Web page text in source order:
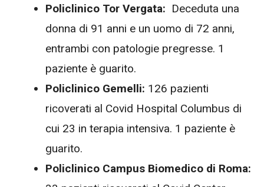
Policlinico Tor Vergata: Deceduta una
donna di 91 anni e un uomo di 72 anni,
entrambi con patologie pregresse. 1
paziente è guarito.
Policlinico Gemelli: 126 pazienti
ricoverati al Covid Hospital Columbus di
cui 23 in terapia intensiva. 1 paziente è
guarito.
Policlinico Campus Biomedico di Roma: